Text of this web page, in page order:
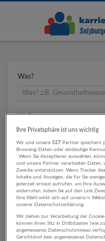
Was?
Wo?
Umkreis
Ihre Privatsphäre ist uns wichtig
Wir und unsere527 Partner speichern
Browsing-Daten oder eindeutige
. Wenn Sie Akzeptieren auswählen,
und unsere Partner verarbeiten Daten,
Zwecke unterstützen. Wenn Tracker
Inhalte und Anzeigen, die für Sie
jederzeit erneut aufrufen, um Ihre
widerrufen, indem Sie auf den Link
Ihre Wahl wirkt sich auf unsere/n
unserer Datenschutzerklärung.
Wir ziehen zur Verarbeitung der
können ihren Sitz in Drittstaaten (wie
angemessenes Datenschutzniveau
Gerichtshof kein angemessenes